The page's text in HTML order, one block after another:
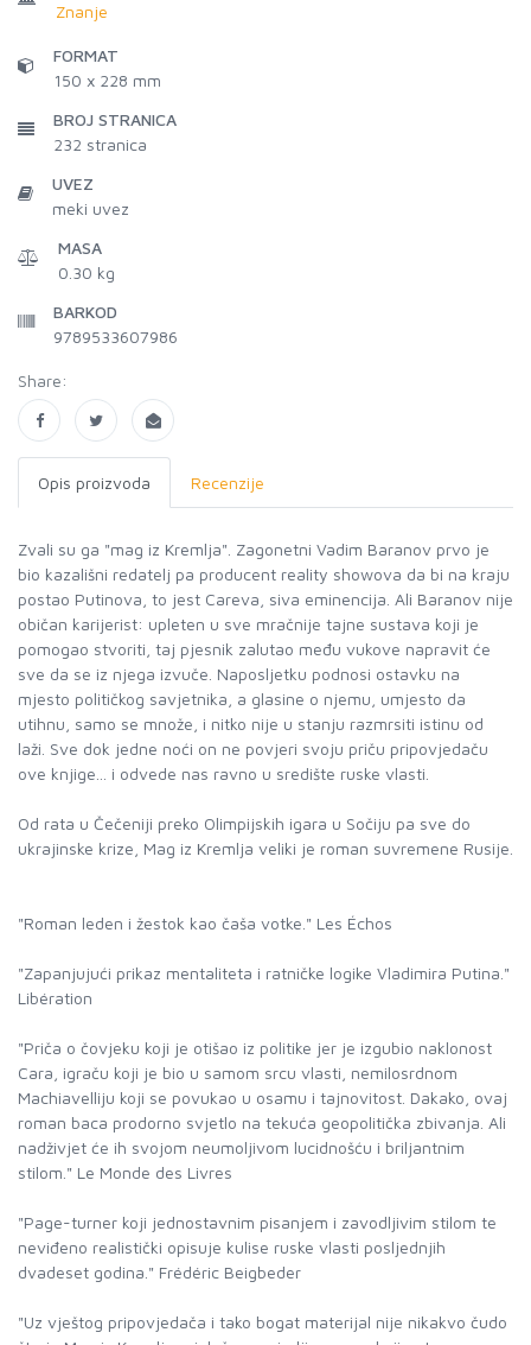
Znanje
FORMAT
150 x 228 mm
BROJ STRANICA
232 stranica
UVEZ
meki uvez
MASA
0.30 kg
BARKOD
9789533607986
Share:
Opis proizvoda Recenzije
Zvali su ga "mag iz Kremlja". Zagonetni Vadim Baranov prvo je
bio kazališni redatelj pa producent reality showova da bi na kraju
postao Putinova, to jest Careva, siva eminencija. Ali Baranov nije
običan karijerist: upleten u sve mračnije tajne sustava koji je
pomogao stvoriti, taj pjesnik zalutao među vukove napravit će
sve da se iz njega izvuče. Naposljetku podnosi ostavku na
mjesto političkog savjetnika, a glasine o njemu, umjesto da
utihnu, samo se množe, i nitko nije u stanju razmrsiti istinu od
laži. Sve dok jedne noći on ne povjeri svoju priču pripovjedaču
ove knjige... i odvede nas ravno u središte ruske vlasti.
Od rata u Čečeniji preko Olimpijskih igara u Sočiju pa sve do
ukrajinske krize, Mag iz Kremlja veliki je roman suvremene Rusije.
"Roman leden i žestok kao čaša votke." Les Échos
"Zapanjujući prikaz mentaliteta i ratničke logike Vladimira Putina."
Libération
"Priča o čovjeku koji je otišao iz politike jer je izgubio naklonost
Cara, igraču koji je bio u samom srcu vlasti, nemilosrdnom
Machiavelliju koji se povukao u osamu i tajnovitost. Dakako, ovaj
roman baca prodorno svjetlo na tekuća geopolitička zbivanja. Ali
nadživjet će ih svojom neumoljivom lucidnošću i briljantnim
stilom." Le Monde des Livres
"Page-turner koji jednostavnim pisanjem i zavodljivim stilom te
neviđeno realistički opisuje kulise ruske vlasti posljednjih
dvadeset godina." Frédéric Beigbeder
"Uz vještog pripovjedača i tako bogat materijal nije nikakvo čudo